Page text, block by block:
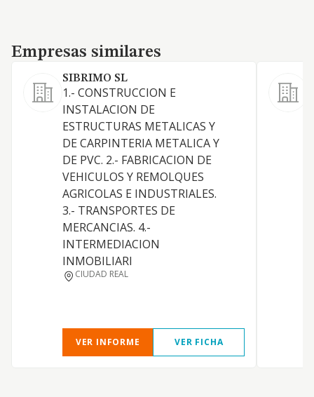
Empresas similares
Empresas similares
SIBRIMO SL
1.- CONSTRUCCION E
INSTALACION DE
ESTRUCTURAS METALICAS Y
DE CARPINTERIA METALICA Y
DE PVC. 2.- FABRICACION DE
VEHICULOS Y REMOLQUES
AGRICOLAS E INDUSTRIALES.
3.- TRANSPORTES DE
MERCANCIAS. 4.-
INTERMEDIACION
INMOBILIARI
CIUDAD REAL
VER INFORME VER FICHA